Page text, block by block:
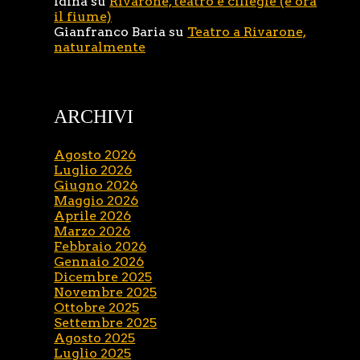
il fiume)
Gianfranco Baria su Teatro a Rivarone,
naturalmente
ARCHIVI
Agosto 2026
Luglio 2026
Giugno 2026
Maggio 2026
Aprile 2026
Marzo 2026
Febbraio 2026
Gennaio 2026
Dicembre 2025
Novembre 2025
Ottobre 2025
Settembre 2025
Agosto 2025
Luglio 2025